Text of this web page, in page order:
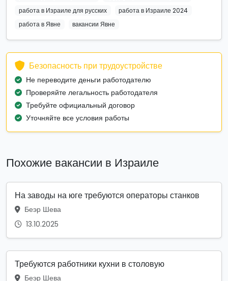
работа в Израиле для русских
работа в Израиле 2024
работа в Явне
вакансии Явне
Безопасность при трудоустройстве
Не переводите деньги работодателю
Проверяйте легальность работодателя
Требуйте официальный договор
Уточняйте все условия работы
Похожие вакансии в Израиле
На заводы на юге требуются операторы станков
Беэр Шева
13.10.2025
Требуются работники кухни в столовую
Беэр Шева